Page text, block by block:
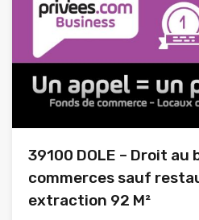
39100 DOLE – Droit au
commerces sauf
extraction 92 M²